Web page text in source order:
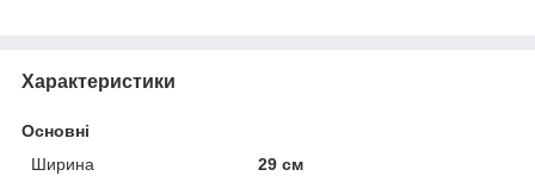
Характеристики
Основні
Ширина
29 см